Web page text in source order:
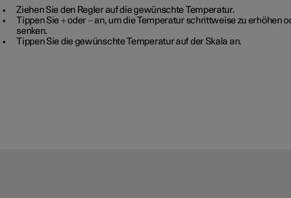
Ziehen Sie den Regler auf die gewünschte Temperatur.
Tippen Sie +oder −an, um die Temperatur schrittweise zu erhöhen
senken.
Tippen Sie die gewünschte Temperatur auf der Skala an.